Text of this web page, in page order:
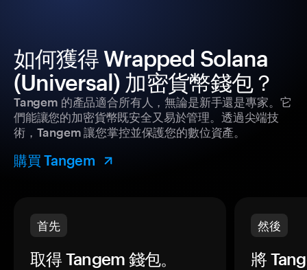
如何獲得 Wrapped Solana
(Universal) 加密貨幣錢包？
Tangem 的產品適合所有人，無論是新手還是專家。它
們能讓您的加密貨幣既安全又易於管理。透過尖端技
術，Tangem 讓您掌控並保護您的數位資產。
購買 Tangem
首先
取得 Tangem 錢包。
然後
將